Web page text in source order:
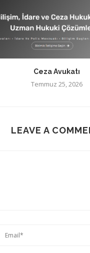
Ceza Avukatı
Temmuz 25, 2026
LEAVE A